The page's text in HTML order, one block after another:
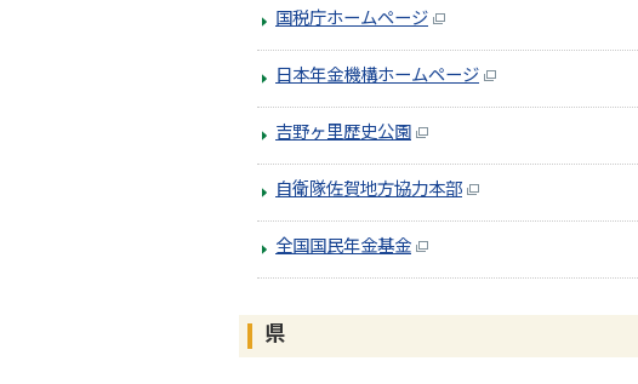
国税庁ホームページ
日本年金機構ホームページ
吉野ヶ里歴史公園
自衛隊佐賀地方協力本部
全国国民年金基金
県